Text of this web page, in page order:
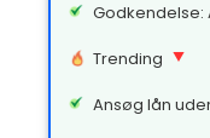
Trending
Ansøg lån